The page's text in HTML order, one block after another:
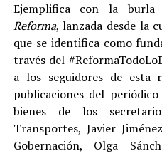
Ejemplifica con la
Reforma, lanzada desde la
que se identifica como
través del
a los seguidores de
publicaciones del
bienes de los
Transportes, Javier
Gobernación, Olga